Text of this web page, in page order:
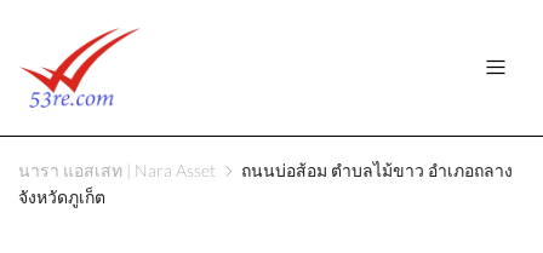
นารา แอสเสท | Nara Asset
ถนนบ่อส้อม ตำบลไม้ขาว อำเภอถลาง
จังหวัดภูเก็ต